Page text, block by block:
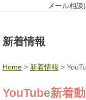
メール相
新着情報
Home > 新着情報 >
YouTube新着